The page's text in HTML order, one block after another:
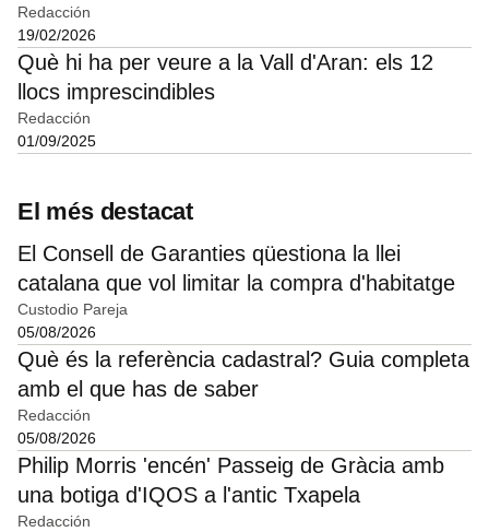
Redacción
19/02/2026
Què hi ha per veure a la Vall d'Aran: els 12
llocs imprescindibles
Redacción
01/09/2025
El més destacat
El Consell de Garanties qüestiona la llei
catalana que vol limitar la compra d'habitatge
Custodio Pareja
05/08/2026
Què és la referència cadastral? Guia completa
amb el que has de saber
Redacción
05/08/2026
Philip Morris 'encén' Passeig de Gràcia amb
una botiga d'IQOS a l'antic Txapela
Redacción